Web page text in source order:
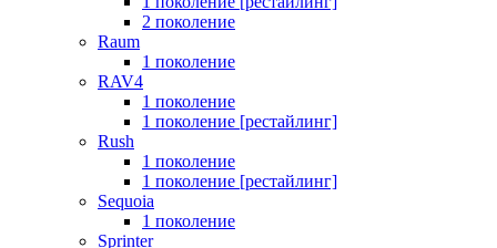
2 поколение
Raum
1 поколение
RAV4
1 поколение
1 поколение [рестайлинг]
Rush
1 поколение
1 поколение [рестайлинг]
Sequoia
1 поколение
Sprinter